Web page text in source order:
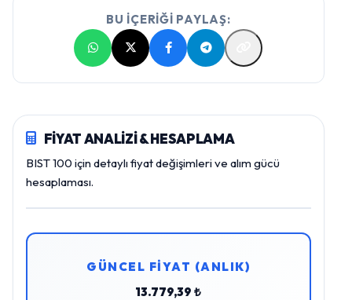
BU İÇERİĞİ PAYLAŞ:
FİYAT ANALİZİ & HESAPLAMA
BIST 100 için detaylı fiyat değişimleri ve alım gücü
hesaplaması.
GÜNCEL FİYAT (ANLIK)
13.779,39 ₺